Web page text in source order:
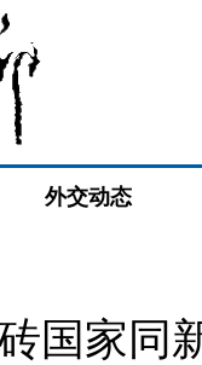
外交动态
国家同